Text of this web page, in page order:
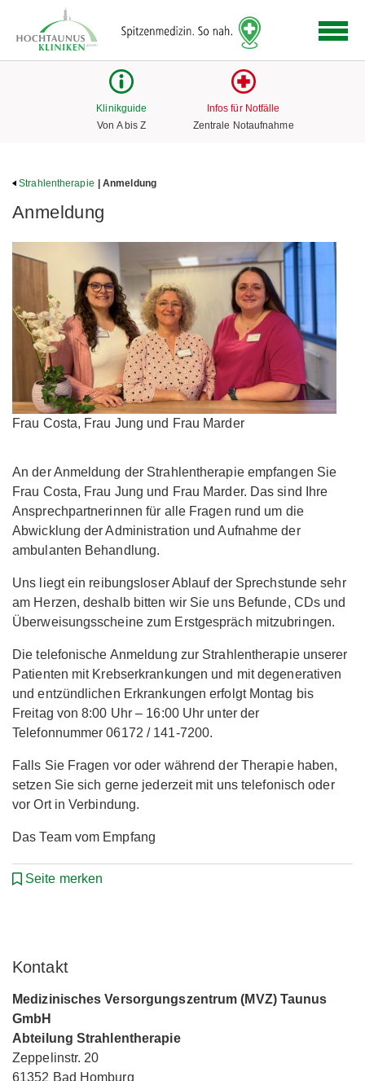
Link
zur
Klinikguide
Von A bis Z
Infos für Notfälle
Zentrale Notaufnahme
Strahlentherapie | Anmeldung
Anmeldung
Frau Costa, Frau Jung und Frau Marder
An der Anmeldung der Strahlentherapie empfangen Sie
Frau Costa, Frau Jung und Frau Marder. Das sind Ihre
Ansprechpartnerinnen für alle Fragen rund um die
Abwicklung der Administration und Aufnahme der
ambulanten Behandlung.
Uns liegt ein reibungsloser Ablauf der Sprechstunde sehr
am Herzen, deshalb bitten wir Sie uns Befunde, CDs und
Überweisungsscheine zum Erstgespräch mitzubringen.
Die telefonische Anmeldung zur Strahlentherapie unserer
Patienten mit Krebserkrankungen und mit degenerativen
und entzündlichen Erkrankungen erfolgt Montag bis
Freitag von 8:00 Uhr – 16:00 Uhr unter der
Telefonnummer 06172 / 141-7200.
Falls Sie Fragen vor oder während der Therapie haben,
setzen Sie sich gerne jederzeit mit uns telefonisch oder
vor Ort in Verbindung.
Das Team vom Empfang
Seite merken
Kontakt
Medizinisches Versorgungszentrum (MVZ) Taunus
GmbH
Abteilung Strahlentherapie
Zeppelinstr. 20
61352 Bad Homburg